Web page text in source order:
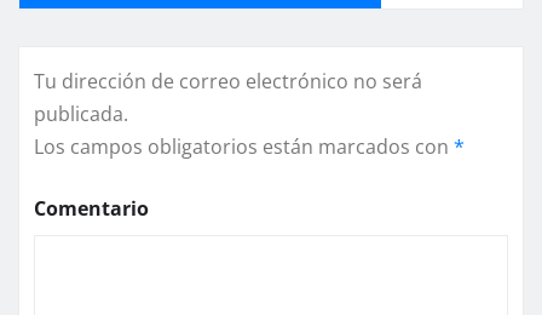
Tu dirección de correo electrónico no será
publicada.
Los campos obligatorios están marcados con *
Comentario